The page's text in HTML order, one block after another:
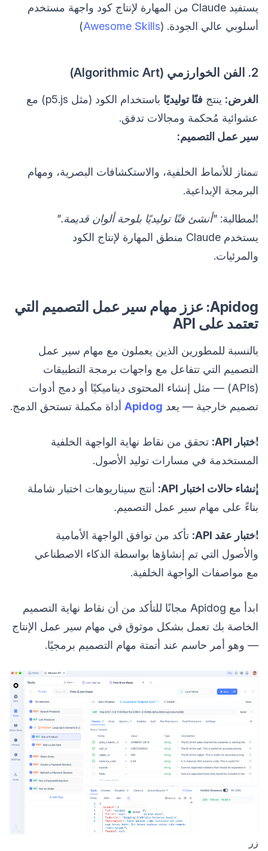
يستفيد Claude من المهارة لإنتاج كود واجهة مستخدم
أسلوبي عالي الجودة. (Awesome Skills
)
2. الفن الخوارزمي (Algorithmic Art)
الغرض: ينتج فنًا توليديًا
باستخدام الكود (مثل p5.js) مع
عشوائية مُحكمة ومجالات تدفق.
سير عمل التصميم:
ممتاز للأنماط الخلفية، والاستكشافات البصرية، ومهام
البرمجة الإبداعية.
المطالبة: "أنشئ فنًا توليديًا بلوحة ألوان قديمة."
يستخدم Claude منطق المهارة لإنتاج الكود
والمرئيات.
Apidog: عزز مهام سير عمل التصميم التي
تعتمد على API
بالنسبة للمطورين الذين يعملون مع مهام سير عمل
التصميم التي تتفاعل مع واجهات برمجة التطبيقات
(APIs) — مثل إنشاء المحتوى ديناميكيًا أو دمج أدوات
تصميم خارجية — يعد Apidog أداة مكملة تستحق الدمج.
اختبار API:
تحقق من نقاط نهاية الواجهة الخلفية
المستخدمة في مسارات توليد الأصول.
إنشاء حالات اختبار API:
أنتج سيناريوهات اختبار شاملة
بناءً على مهام سير عمل التصميم.
اختبار عقد API:
تأكد من توافق الواجهة الأمامية
والأصول التي تم إنشاؤها بواسطة الذكاء الاصطناعي
مع مواصفات الواجهة الخلفية.
ابدأ مع Apidog مجانًا للتأكد من أن نقاط نهاية التصميم
الخاصة بك تعمل بشكل موثوق في مهام سير عمل الإنتاج
— وهو أمر حاسم عند أتمتة مهام التصميم برمجيًا.
زر